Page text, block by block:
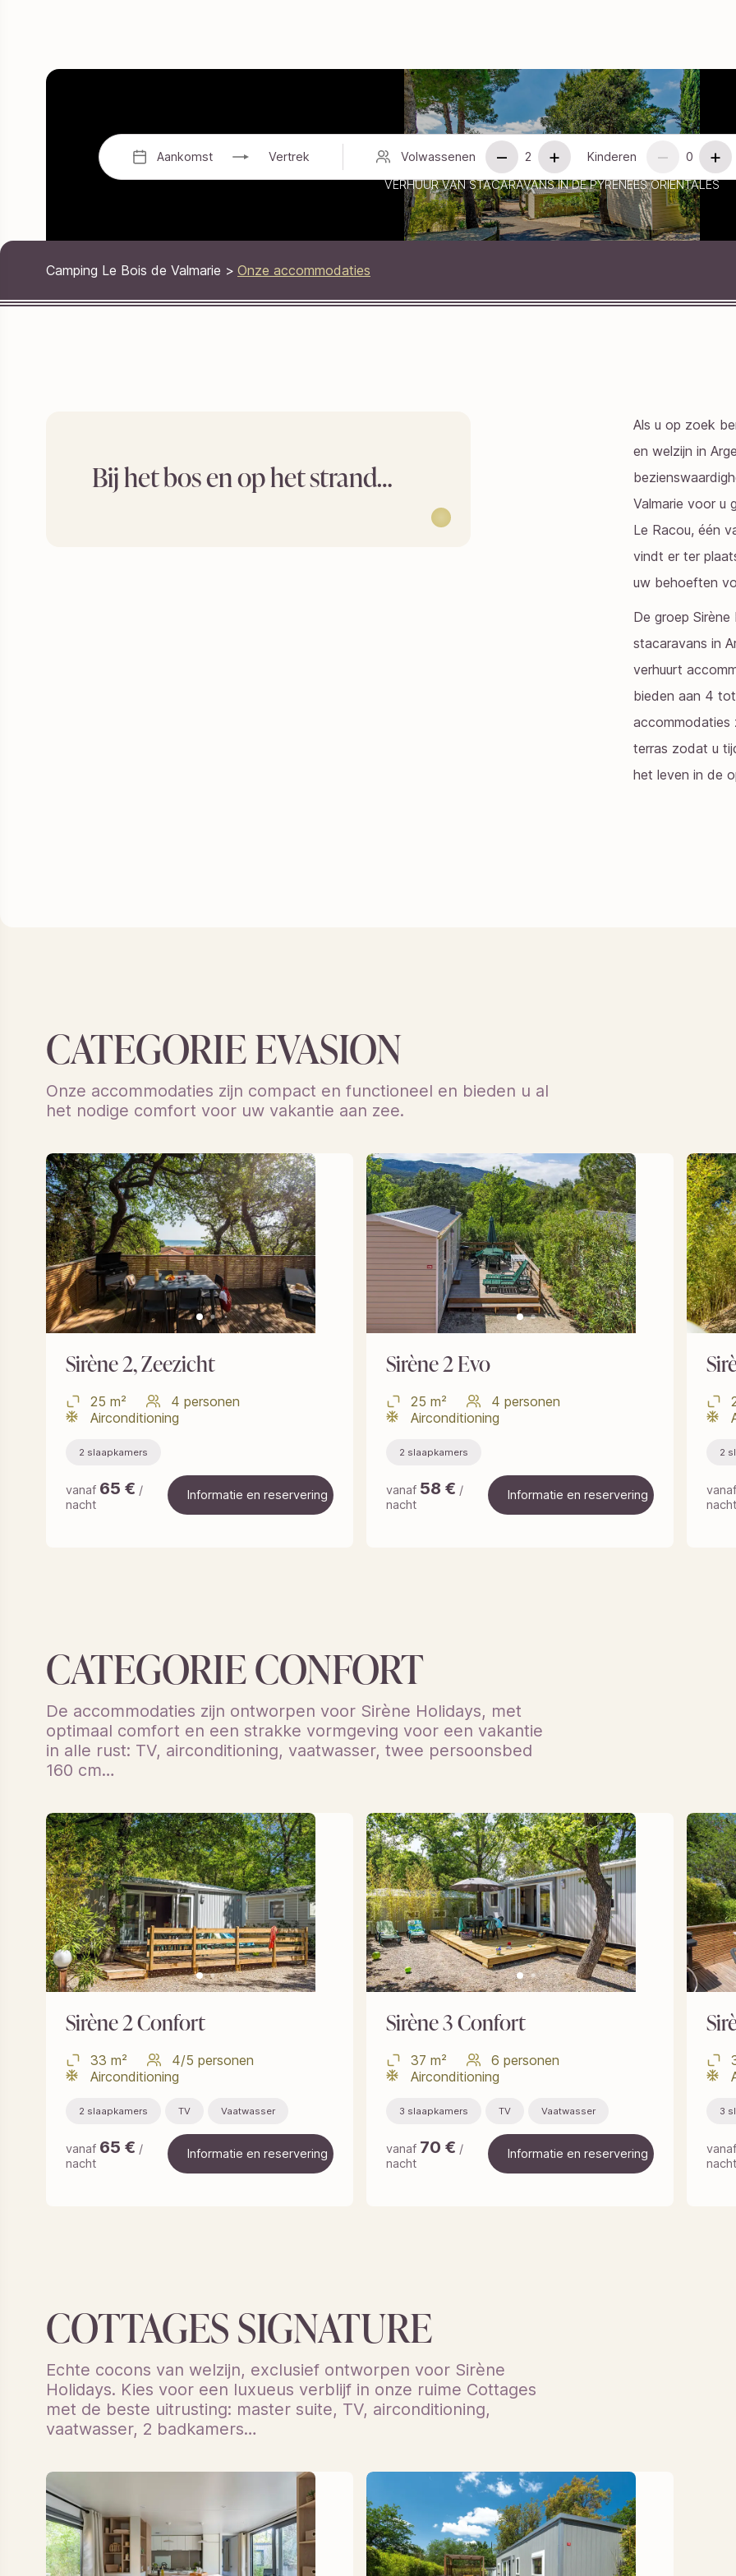
VERHUUR VAN STACARAVANS IN DE PYRÉNÉES ORIENTALES
Aankomst Vertrek Volwassenen
–
–
2
+
+
Kinderen
–
–
0
+
+
Camping Le Bois de Valmarie > Onze accommodaties
Bij het bos en op het strand…
Als u op zoek
en welzijn in
Valmarie voor u
Le Racou, één
vindt er ter
uw behoeften
De groep
stacaravans in
verhuurt
bieden aan 4
accommodaties
terras zodat u
het leven in de
CATEGORIE EVASION
Onze accommodaties zijn compact en functioneel en bieden u al
het nodige comfort voor uw vakantie aan zee.
Sirène 2, Zeezicht
25 m²
4 personen
Airconditioning
2 slaapkamers
vanaf 65 € /
nacht
Informatie en reservering
Sirène 2 Evo
25 m²
4 personen
Airconditioning
2 slaapkamers
vanaf 58 € /
nacht
Informatie en reservering
2
vanaf
nacht
CATEGORIE CONFORT
De accommodaties zijn ontworpen voor Sirène Holidays, met
optimaal comfort en een strakke vormgeving voor een vakantie
in alle rust: TV, airconditioning, vaatwasser, twee persoonsbed
160 cm…
Sirène 2 Confort
33 m²
4/5 personen
Airconditioning
2 slaapkamers TV Vaatwasser
vanaf 65 € /
nacht
Informatie en reservering
Sirène 3 Confort
37 m²
6 personen
Airconditioning
3 slaapkamers TV Vaatwasser
vanaf 70 € /
nacht
Informatie en reservering
3
vanaf
nacht
COTTAGES SIGNATURE
Echte cocons van welzijn, exclusief ontworpen voor Sirène
Holidays. Kies voor een luxueus verblijf in onze ruime Cottages
met de beste uitrusting: master suite, TV, airconditioning,
vaatwasser, 2 badkamers…